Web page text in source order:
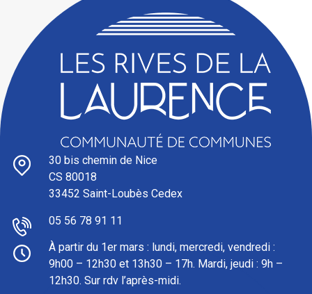
30 bis chemin de Nice
CS 80018
33452 Saint-Loubès Cedex
05 56 78 91 11
À partir du 1er mars : l undi, mercredi, vendredi :
9h00 – 12h30 et 13h30 – 17h. Mardi, jeudi : 9h –
12h30. Sur rdv l’après-midi.